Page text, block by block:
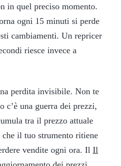
in quel preciso momento.
ogni 15 minuti si perde
cambiamenti. Un repricer
riesce invece a
perdita invisibile. Non te
c’è una guerra dei prezzi,
tra il prezzo attuale
il tuo strumento ritiene
vendite ogni ora. Il Il